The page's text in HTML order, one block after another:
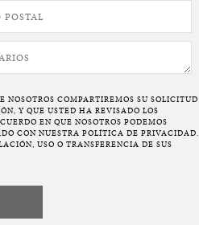
COMPARTIREMOS SU SOLICITUD
Y QUE USTED HA REVISADO LOS
EN QUE NOSOTROS PODEMOS
CON NUESTRA POLÍTICA DE PRIVACIDAD.
USO O TRANSFERENCIA DE SUS